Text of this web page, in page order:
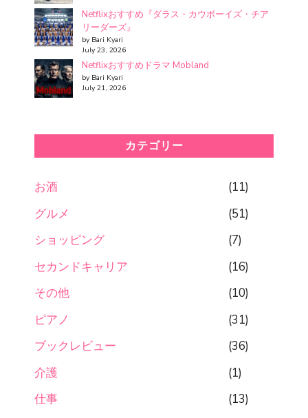
Netflixおすすめ『ダラス・カウボーイズ・チア
リーダーズ』
by Bari Kyari
July 23, 2026
Netflixおすすめドラマ Mobland
by Bari Kyari
July 21, 2026
カテゴリー
お酒
(11)
グルメ
(51)
ショッピング
(7)
セカンドキャリア
(16)
その他
(10)
ピアノ
(31)
ブックレビュー
(36)
介護
(1)
仕事
(13)